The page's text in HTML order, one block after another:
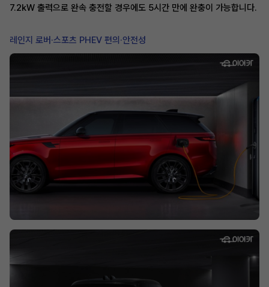
7.2kW 출력으로 완속 충전할 경우에도 5시간 만에 완충이 가능합니다.
레인지 로버·스포츠 PHEV 편의·안전성